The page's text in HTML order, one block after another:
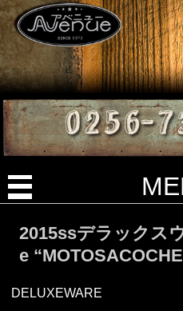
2015ssデラックス
e
DELUXEWARE